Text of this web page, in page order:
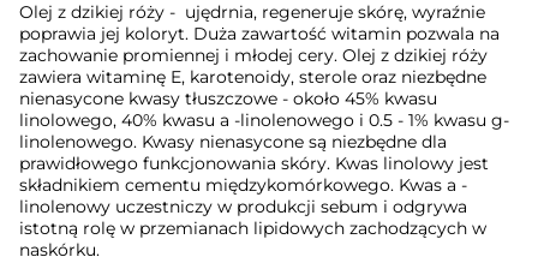
Olej z dzikiej róży - ujędrnia, regeneruje skórę, wyraźnie
poprawia jej koloryt. Duża zawartość witamin pozwala na
zachowanie promiennej i młodej cery. Olej z dzikiej róży
zawiera witaminę E, karotenoidy, sterole oraz niezbędne
nienasycone kwasy tłuszczowe - około 45% kwasu
linolowego, 40% kwasu a -linolenowego i 0.5 - 1% kwasu g-
linolenowego. Kwasy nienasycone są niezbędne dla
prawidłowego funkcjonowania skóry. Kwas linolowy jest
składnikiem cementu międzykomórkowego. Kwas a -
linolenowy uczestniczy w produkcji sebum i odgrywa
istotną rolę w przemianach lipidowych zachodzących w
naskórku.